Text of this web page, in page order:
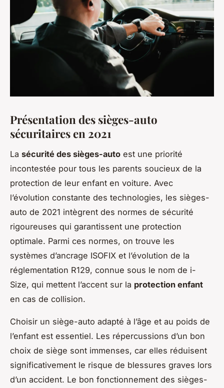
Présentation des sièges-auto
sécuritaires en 2021
La sécurité des sièges-auto est une priorité
incontestée pour tous les parents soucieux de la
protection de leur enfant en voiture. Avec
l’évolution constante des technologies, les sièges-
auto de 2021 intègrent des normes de sécurité
rigoureuses qui garantissent une protection
optimale. Parmi ces normes, on trouve les
systèmes d’ancrage ISOFIX et l’évolution de la
réglementation R129, connue sous le nom de i-
Size, qui mettent l’accent sur la protection enfant
en cas de collision.
Choisir un siège-auto adapté à l’âge et au poids de
l’enfant est essentiel. Les répercussions d’un bon
choix de siège sont immenses, car elles réduisent
significativement le risque de blessures graves lors
d’un accident. Le bon fonctionnement des sièges-